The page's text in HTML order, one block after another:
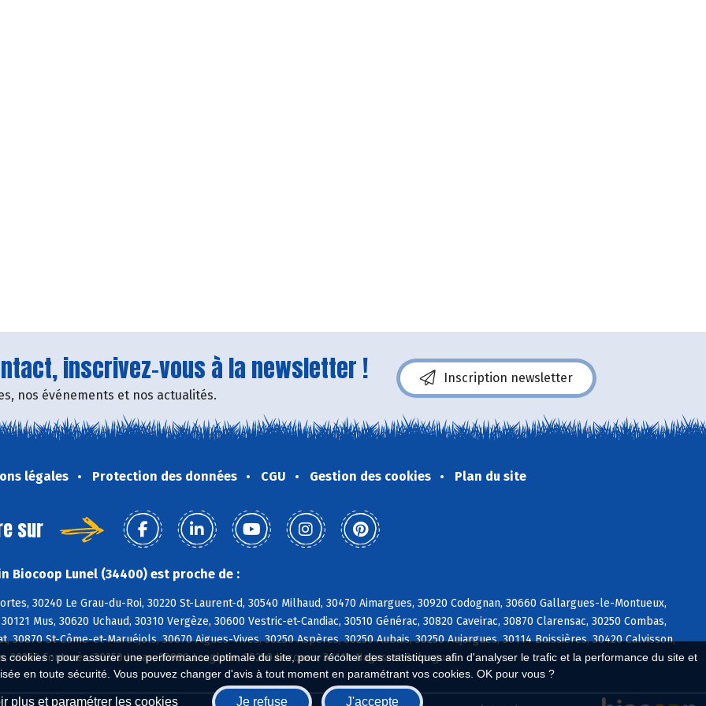
cookies : pour assurer une performance optimale du site, pour récolter des statistiques afin d'analyser le trafic et la performance du site et
en toute sécurité. Vous pouvez changer d'avis à tout moment en paramétrant vos cookies. OK pour vous ?
plus et paramétrer les cookies Je refuse J'accepte
inscrivez-vous à la newsletter !
nos événements et nos actualités.
Inscription newsletter
légales Protection des données CGU Gestion des cookies Plan du site
sur
Biocoop Lunel (34400) est proche de :
30240 Le Grau-du-Roi, 30220 St-Laurent-d, 30540 Milhaud, 30470 Aimargues, 30920 Codognan, 30660 Gallargues-le-Montueux,
Mus, 30620 Uchaud, 30310 Vergèze, 30600 Vestric-et-Candiac, 30510 Générac, 30820 Caveirac, 30870 Clarensac, 30250 Combas,
30870 St-Côme-et-Maruéjols, 30670 Aigues-Vives, 30250 Aspères, 30250 Aubais, 30250 Aujargues, 30114 Boissières, 30420 Calvisson,
30250 Fontanès, 30250 Junas, 30980 Langlade, 30250 Lecques, 30114 Nages-et-Solorgues